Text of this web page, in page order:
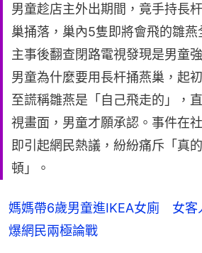
男童趁店主外出期間，竟手持長
巢捅落，巢內5隻即將會飛的雛
主事後翻查閉路電視發現是男童
男童為什麼要用長杆捅燕巢，起
至謊稱雛燕是「自己飛走的」，
視畫面，男童才願承認。事件在
即引起網民熱議，紛紛痛斥「真
頓」。
媽媽帶6歲男童進IKEA女廁 女客
爆網民兩極論戰